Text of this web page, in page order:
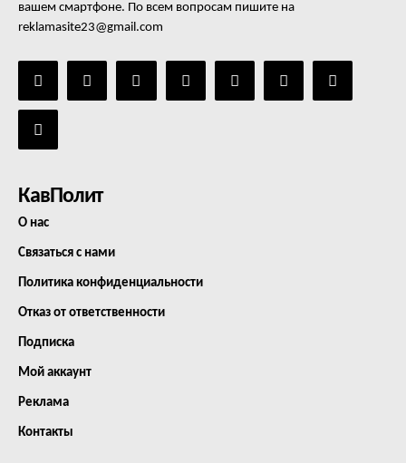
вашем смартфоне. По всем вопросам пишите на
reklamasite23@gmail.com
КавПолит
О нас
Связаться с нами
Политика конфиденциальности
Отказ от ответственности
Подписка
Мой аккаунт
Реклама
Контакты